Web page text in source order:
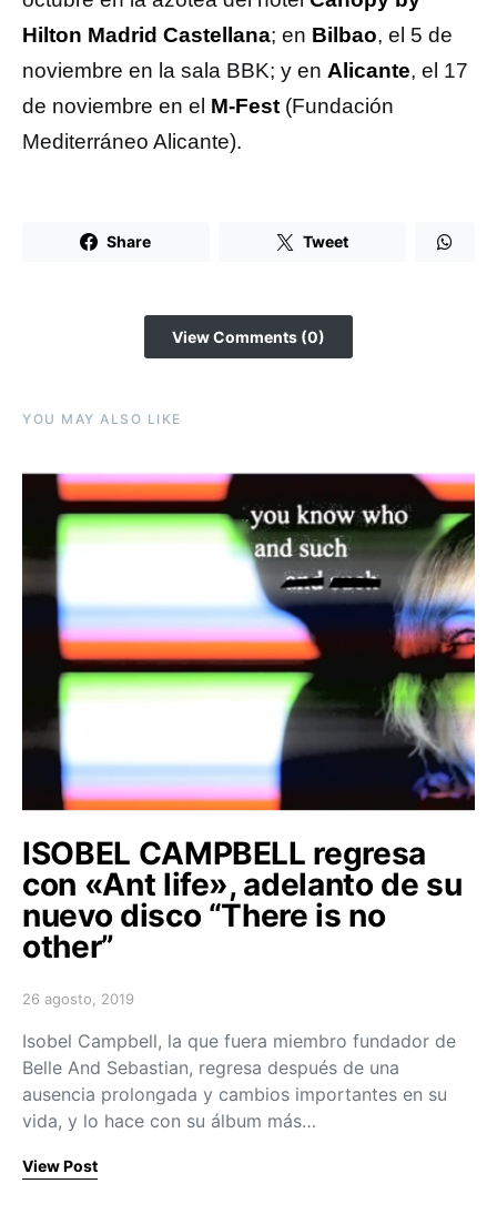
Hilton Madrid Castellana; en Bilbao, el 5 de
noviembre en la sala BBK; y en Alicante, el 17
de noviembre en el M-Fest (Fundación
Mediterráneo Alicante).
Share Tweet
View Comments (0)
YOU MAY ALSO LIKE
ISOBEL CAMPBELL regresa
con «Ant life», adelanto de su
nuevo disco “There is no
other”
Posted on
26 agosto, 2019
Isobel Campbell, la que fuera miembro fundador de
Belle And Sebastian, regresa después de una
ausencia prolongada y cambios importantes en su
vida, y lo hace con su álbum más…
View Post